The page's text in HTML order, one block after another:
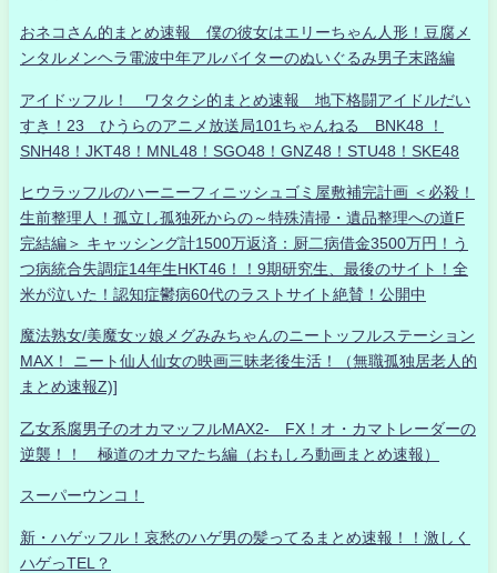
おネコさん的まとめ速報 僕の彼女はエリーちゃん人形！豆腐メ
ンタルメンヘラ電波中年アルバイターのぬいぐるみ男子末路編
アイドッフル！ ワタクシ的まとめ速報 地下格闘アイドルだい
すき！23 ひうらのアニメ放送局101ちゃんねる BNK48 ！
SNH48！JKT48！MNL48！SGO48！GNZ48！STU48！SKE48
ヒウラッフルのハーニーフィニッシュゴミ屋敷補完計画 ＜必殺！
生前整理人！孤立し孤独死からの～特殊清掃・遺品整理への道F
完結編＞ キャッシング計1500万返済：厨二病借金3500万円！う
つ病統合失調症14年生HKT46！！9期研究生、最後のサイト！全
米が泣いた！認知症鬱病60代のラストサイト絶賛！公開中
魔法熟女/美魔女ッ娘メグみみちゃんのニートッフルステーション
MAX！ ニート仙人仙女の映画三昧老後生活！（無職孤独居老人的
まとめ速報Z)]
乙女系腐男子のオカマッフルMAX2- FX！オ・カマトレーダーの
逆襲！！ 極道のオカマたち編（おもしろ動画まとめ速報）
スーパーウンコ！
新・ハゲッフル！哀愁のハゲ男の髪ってるまとめ速報！！激しく
ハゲっTEL？